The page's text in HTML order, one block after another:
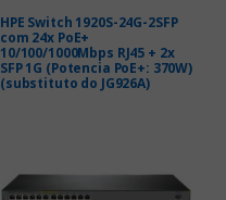
HPE Switch 1920S-24G-2SFP
com 24x PoE+
10/100/1000Mbps RJ45 + 2x
SFP 1G (Potencia PoE+: 370W)
(substituto do JG926A)